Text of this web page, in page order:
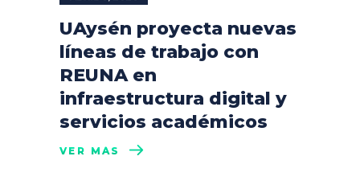
UAysén proyecta nuevas
líneas de trabajo con
REUNA en
infraestructura digital y
servicios académicos
VER MÁS